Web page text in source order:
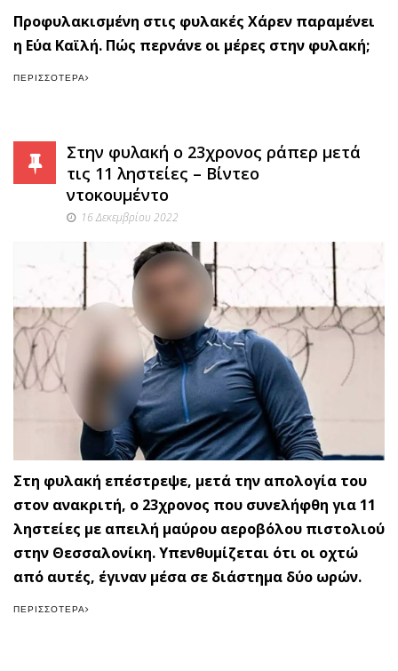
Προφυλακισμένη στις φυλακές Χάρεν παραμένει
η Εύα Καϊλή. Πώς περνάνε οι μέρες στην φυλακή;
ΠΕΡΙΣΣΌΤΕΡΑ
Στην φυλακή ο 23χρονος ράπερ μετά
τις 11 ληστείες – Βίντεο
ντοκουμέντο
16 Δεκεμβρίου 2022
Στη φυλακή επέστρεψε, μετά την απολογία του
στον ανακριτή, ο 23χρονος που συνελήφθη για 11
ληστείες με απειλή μαύρου αεροβόλου πιστολιού
στην Θεσσαλονίκη. Υπενθυμίζεται ότι οι οχτώ
από αυτές, έγιναν μέσα σε διάστημα δύο ωρών.
ΠΕΡΙΣΣΌΤΕΡΑ